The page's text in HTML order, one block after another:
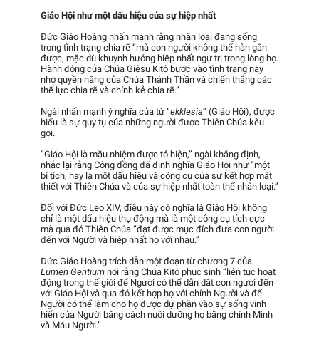
Giáo Hội như một dấu hiệu của sự hiệp nhất
Đức Giáo Hoàng nhấn mạnh rằng nhân loại đang sống
trong tình trạng chia rẽ “mà con người không thể hàn gắn
được, mặc dù khuynh hướng hiệp nhất ngự trị trong lòng họ.
Hành động của Chúa Giêsu Kitô bước vào tình trạng này
nhờ quyền năng của Chúa Thánh Thần và chiến thắng các
thế lực chia rẽ và chính kẻ chia rẽ.”
Ngài nhấn mạnh ý nghĩa của từ “ekklesia” (Giáo Hội), được
hiểu là sự quy tụ của những người được Thiên Chúa kêu
gọi.
“Giáo Hội là mầu nhiệm được tỏ hiện,” ngài khẳng định,
nhắc lại rằng Công đồng đã định nghĩa Giáo Hội như “một
bí tích, hay là một dấu hiệu và công cụ của sự kết hợp mật
thiết với Thiên Chúa và của sự hiệp nhất toàn thể nhân loại.”
Đối với Đức Leo XIV, điều này có nghĩa là Giáo Hội không
chỉ là một dấu hiệu thụ động mà là một công cụ tích cực
mà qua đó Thiên Chúa “đạt được mục đích đưa con người
đến với Người và hiệp nhất họ với nhau.”
Đức Giáo Hoàng trích dẫn một đoạn từ chương 7 của
Lumen Gentium nói rằng Chúa Kitô phục sinh “liên tục hoạt
động trong thế giới để Người có thể dẫn dắt con người đến
với Giáo Hội và qua đó kết hợp họ với chính Người và để
Người có thể làm cho họ được dự phần vào sự sống vinh
hiển của Người bằng cách nuôi dưỡng họ bằng chính Mình
và Máu Người.”